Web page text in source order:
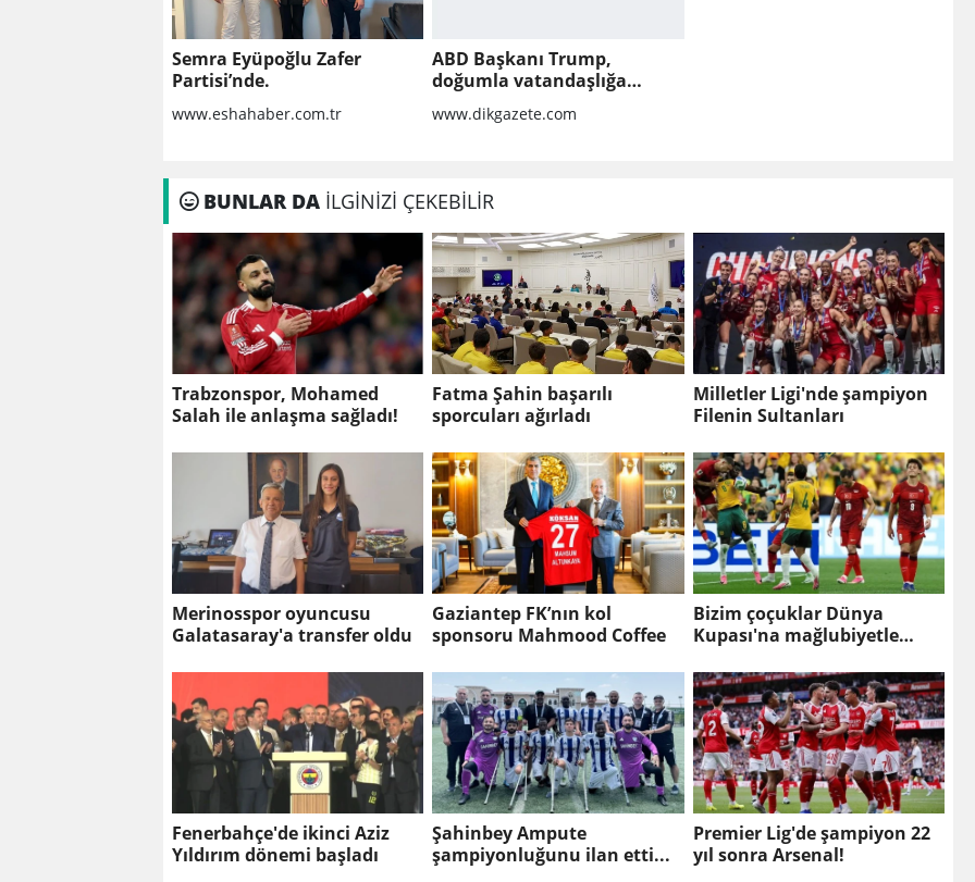
Semra Eyüpoğlu Zafer
Partisi’nde.
www.eshahaber.com.tr
ABD Başkanı Trump,
doğumla vatandaşlığa
yönelik kısıtlamaları
genişleten kararnameler
www.dikgazete.com
BUNLAR DA İLGİNİZİ ÇEKEBİLİR
Trabzonspor, Mohamed
Salah ile anlaşma sağladı!
Fatma Şahin başarılı
sporcuları ağırladı
Milletler Ligi'nde şampiyon
Filenin Sultanları
Merinosspor oyuncusu
Galatasaray'a transfer oldu
Gaziantep FK’nın kol
sponsoru Mahmood Coffee
Bizim çoçuklar Dünya
Kupası'na mağlubiyetle
Fenerbahçe'de ikinci Aziz
Yıldırım dönemi başladı
Şahinbey Ampute
şampiyonluğunu ilan etti...
Premier Lig'de şampiyon 22
yıl sonra Arsenal!